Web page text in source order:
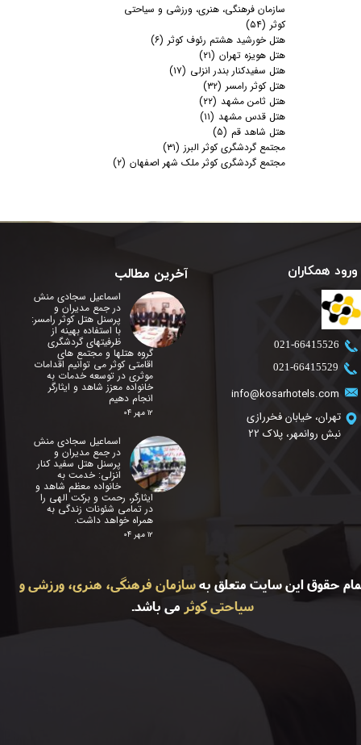
سازمان فرهنگی، هنری، ورزشی و سیاحتی
کوثر (۵۴)
هتل خورشید هشتم رئوف کوثر (۶)
هتل هویزه تهران (۲۱)
هتل سفیدکنار بندر انزلی (۱۷)
هتل کوثر رامسر (۳۲)
هتل ثامن مشهد (۲۲)
هتل قدس مشهد (۱۱)
هتل شاهد قم (۵)
مجتمع گردشگری کوثر البرز (۳۱)
مجتمع گردشگری کوثر ملک شهر اصفهان (۲)
info@kosarhotels.com
تهران، خیابان فخررازی
نبش روانمهر، پلاک 22
​021-66415526
​021-66415529
آخرین مطالب
حقوق این سایت متعلق بهسازمان فرهنگی، هنری، ورزشی و
سیاحتی کوثر می باشد.
اسماعیل سجادی منش
در جمع مدیران و
پرسنل هتل کوثر رامسر:
با استفاده بهینه از
ظرفیتهای گردشگری
گروه هتلها و مجتمع های
اقامتی کوثر می توانیم اقدامات
موثری در توسعه خدمات به
خانواده معزز شاهد و ایثارگر
انجام دهیم
۱۲ مهر ۰۴
اسماعیل سجادی منش
در جمع مدیران و
پرسنل هتل سفید کنار
انزلی: خدمت به
خانواده معظم شاهد و
ایثارگر، رحمت و برکت الهی را
در تمامی شئونات زندگی به
همراه خواهد داشت.
۱۲ مهر ۰۴
ورود همکاران